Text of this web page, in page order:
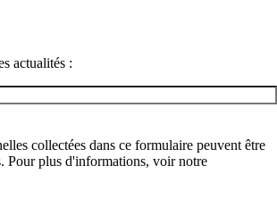
actualités :
collectées dans ce formulaire peuvent être
Pour plus d'informations, voir notre